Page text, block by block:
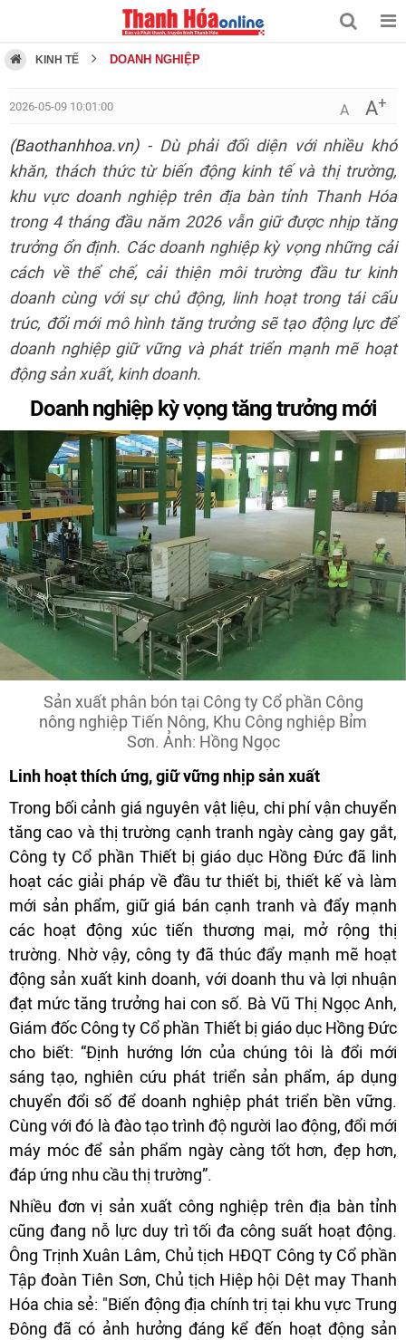
KINH TẾ DOANH NGHIỆP
2026-05-09 10:01:00 A A+
(Baothanhhoa.vn)- Dù phải đối diện với nhiều khó
khăn, thách thức từ biến động kinh tế và thị trường,
khu vực doanh nghiệp trên địa bàn tỉnh Thanh Hóa
trong 4 tháng đầu năm 2026 vẫn giữ được nhịp tăng
trưởng ổn định. Các doanh nghiệp kỳ vọng những cải
cách về thể chế, cải thiện môi trường đầu tư kinh
doanh cùng với sự chủ động, linh hoạt trong tái cấu
trúc, đổi mới mô hình tăng trưởng sẽ tạo động lực để
doanh nghiệp giữ vững và phát triển mạnh mẽ hoạt
động sản xuất, kinh doanh.
Doanh nghiệp kỳ vọng tăng trưởng mới
Sản xuất phân bón tại Công ty Cổ phần Công
nông nghiệp Tiến Nông, Khu Công nghiệp Bỉm
Sơn. Ảnh: Hồng Ngọc
Linh hoạt thích ứng, giữ vững nhịp sản xuất
Trong bối cảnh giá nguyên vật liệu, chi phí vận chuyển
tăng cao và thị trường cạnh tranh ngày càng gay gắt,
Công ty Cổ phần Thiết bị giáo dục Hồng Đức đã linh
hoạt các giải pháp về đầu tư thiết bị, thiết kế và làm
mới sản phẩm, giữ giá bán cạnh tranh và đẩy mạnh
các hoạt động xúc tiến thương mại, mở rộng thị
trường. Nhờ vậy, công ty đã thúc đẩy mạnh mẽ hoạt
động sản xuất kinh doanh, với doanh thu và lợi nhuận
đạt mức tăng trưởng hai con số. Bà Vũ Thị Ngọc Anh,
Giám đốc Công ty Cổ phần Thiết bị giáo dục Hồng Đức
cho biết: “Định hướng lớn của chúng tôi là đổi mới
sáng tạo, nghiên cứu phát triển sản phẩm, áp dụng
chuyển đổi số để doanh nghiệp phát triển bền vững.
Cùng với đó là đào tạo trình độ người lao động, đổi mới
máy móc để sản phẩm ngày càng tốt hơn, đẹp hơn,
đáp ứng nhu cầu thị trường”.
Nhiều đơn vị sản xuất công nghiệp trên địa bàn tỉnh
cũng đang nỗ lực duy trì tối đa công suất hoạt động.
Ông Trịnh Xuân Lâm, Chủ tịch HĐQT Công ty Cổ phần
Tập đoàn Tiên Sơn, Chủ tịch Hiệp hội Dệt may Thanh
Hóa chia sẻ: "Biến động địa chính trị tại khu vực Trung
Đông đã có ảnh hưởng đáng kể đến hoạt động sản